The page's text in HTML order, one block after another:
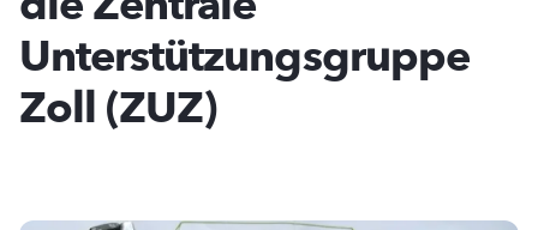
Unterstützungsgruppe
Zoll (ZUZ)